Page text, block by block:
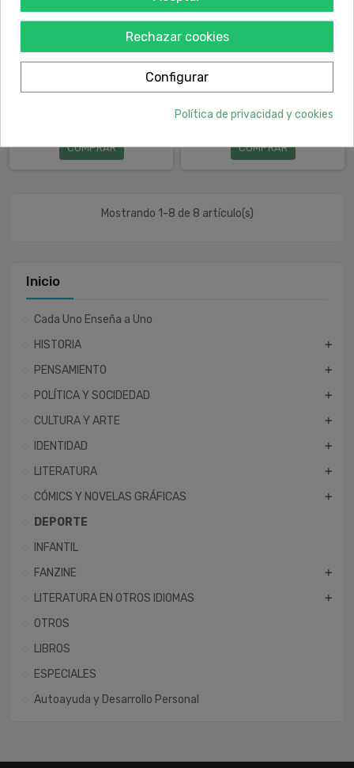
Inicio
Cada Uno Enseña a Uno
HISTORIA
add
PENSAMIENTO add
POLÍTICA Y SOCIDEDAD add
CULTURA Y ARTE add
IDENTIDAD add
LITERATURA add
CÓMICS Y NOVELAS GRÁFICAS add
DEPORTE
INFANTIL
FANZINE
add
LITERATURA EN OTROS IDIOMAS add
OTROS
LIBROS
ESPECIALES
Autoayuda y Desarrollo Personal
Indomable. Más cuadernos de
COMPRAR
Showtime. Magic, Kareem,
Ángeles Lakers en los años 80
- Jeff Pearlman
25,00 €
COMPRAR
Mostrando 1-8 de 8 artículo(s)
Rechazar cookies
Configurar
Política de privacidad y cookies